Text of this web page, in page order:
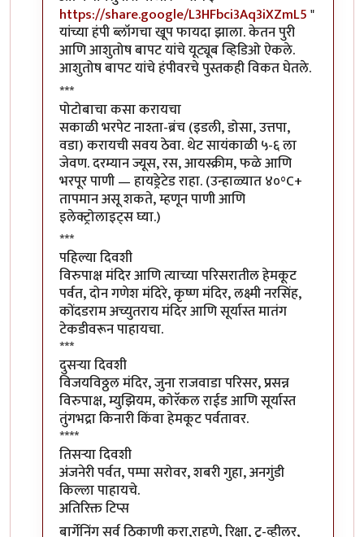
https://share.google/L3HFbci3Aq3iXZmL5"
यांच्या हंपी ब्लॉगचा खूप फायदा झाला. केतन पुरी
आणि आशुतोष बापट यांचे यूट्यूब व्हिडिओ ऐकले.
आशुतोष बापट यांचे हंपीवरचे पुस्तकही विकत घेतले.
***
पोटोबाचा कसा करायचा
सकाळी भरपेट नाश्ता-ब्रंच (इडली, डोसा, उत्तपा,
वडा) करायची सवय ठेवा. थेट सायंकाळी ५-६ ला
जेवण. दरम्यान ज्यूस, रस, आयस्क्रीम, फळे आणि
भरपूर पाणी — हायड्रेटेड राहा. (उन्हाळ्यात ४०°C+
तापमान असू शकते, म्हणून पाणी आणि
इलेक्ट्रोलाइट्स घ्या.)
***
पहिल्या दिवशी
विरुपाक्ष मंदिर आणि त्याच्या परिसरातील हेमकूट
पर्वत, दोन गणेश मंदिरे, कृष्ण मंदिर, लक्ष्मी नरसिंह,
कोंदडराम अच्युतराय मंदिर आणि सूर्यास्त मातंग
टेकडीवरून पाहायचा.
***
दुसऱ्या दिवशी
विजयविठ्ठल मंदिर, जुना राजवाडा परिसर, प्रसन्न
विरुपाक्ष, म्युझियम, कोरॅकल राईड आणि सूर्यास्त
तुंगभद्रा किनारी किंवा हेमकूट पर्वतावर.
****
तिसऱ्या दिवशी
अंजनेरी पर्वत, पम्पा सरोवर, शबरी गुहा, अनगुंडी
किल्ला पाहायचे.
अतिरिक्त टिप्स
बार्गेनिंग सर्व ठिकाणी करा,राहणे, रिक्षा, टू-व्हीलर,